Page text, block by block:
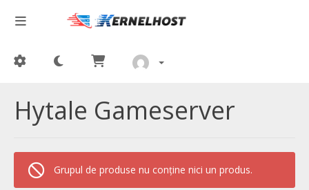
Hytale Gameserver
Grupul de produse nu conține nici un produs.